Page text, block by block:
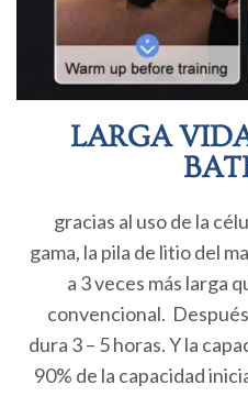
LARGA
gracias al uso de la
gama, la pila de litio del
a 3 veces más larga
convencional.
dura 3 – 5 horas. Y la
90% de la capacidad